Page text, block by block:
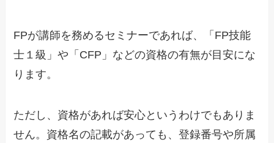
FPが講師を務めるセミナーであれば、「FP技能
士１級」や「CFP」などの資格の有無が目安にな
ります。
ただし、資格があれば安心というわけでもありま
せん。資格名の記載があっても、登録番号や所属